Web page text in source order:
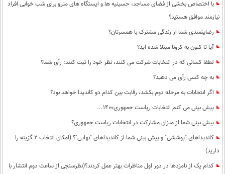
با اختصاص بخشی از فضای مساجد، حسینیه ها و ایستگاه های مترو برای شب خوابی افراد
نیازمند موافق هستید؟
رضایتمندی شما از زندگی مشترک با همسرتان؟
آیا تا کنون به کرونا مبتلا شده اید؟
لطفا کسانی که در انتخابات شرکت می کنند، نظر خود را ثبت کنند: رأی شما؟
به چه کسی رأی می دهید؟
اگر انتخابات به مرحله دوم بکشد، رقابت بین کدام دو کاندیدا خواهد بود؟
پیش بینی می کنم انتخابات ریاست جمهوری1400...
پیش بینی شما از میزان مشارکت در انتخابات ریاست جمهوری؟
کاندیداهای "پوششی" و پیش بینی شما از کاندیداهای "نهایی"؟ (امکان انتخاب 2 گزینه را
دارید)
کدام یک از نامزدها در دور اول مناظرات بهتر عمل کردند؟(نظرسنجی از ساعت دوم انتشار با